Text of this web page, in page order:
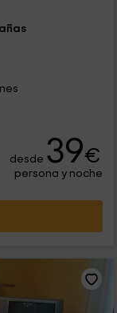
desde 39€
persona y noche